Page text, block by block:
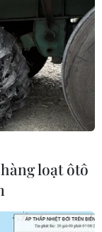
loạt ôtô